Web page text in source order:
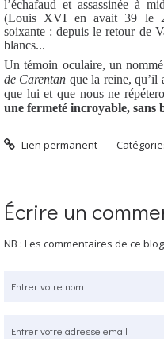
l’échafaud et assassinée à
(Louis XVI en avait 39 le
soixante : depuis le retour de
blancs...
Un témoin oculaire, un
de Carentan que la reine, qu’il
que lui et que nous ne
une fermeté incroyable, sans
Lien permanent
Écrire un
NB : Les commentaires de ce